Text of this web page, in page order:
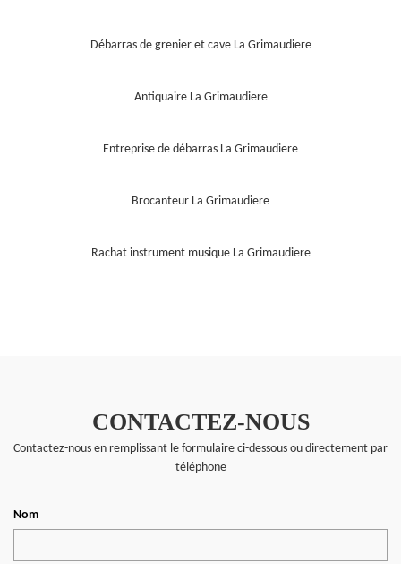
Débarras de grenier et cave La Grimaudiere
Antiquaire La Grimaudiere
Entreprise de débarras La Grimaudiere
Brocanteur La Grimaudiere
Rachat instrument musique La Grimaudiere
CONTACTEZ-NOUS
Contactez-nous en remplissant le formulaire ci-dessous ou directement par
téléphone
Nom